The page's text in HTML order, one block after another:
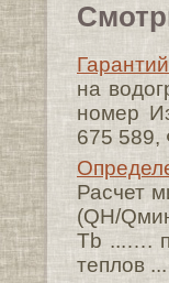
на
номер
675 589,
Расчет
(QH/
Tb ...….
теплов ...